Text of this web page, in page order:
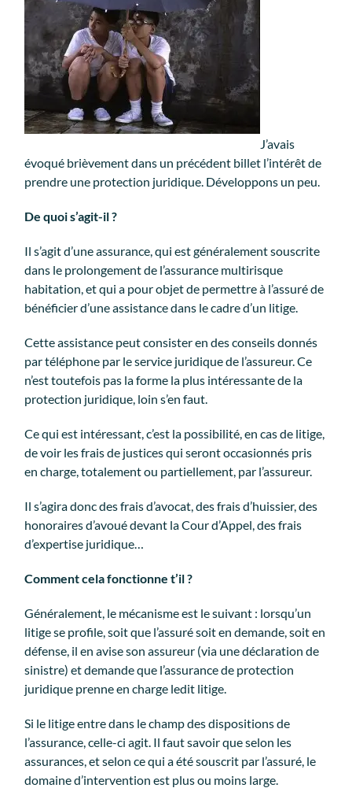
J’avais
évoqué brièvement dans un précédent billet l’intérêt de
prendre une protection juridique. Développons un peu.
De quoi s’agit-il ?
Il s’agit d’une assurance, qui est généralement souscrite
dans le prolongement de l’assurance multirisque
habitation, et qui a pour objet de permettre à l’assuré de
bénéficier d’une assistance dans le cadre d’un litige.
Cette assistance peut consister en des conseils donnés
par téléphone par le service juridique de l’assureur. Ce
n’est toutefois pas la forme la plus intéressante de la
protection juridique, loin s’en faut.
Ce qui est intéressant, c’est la possibilité, en cas de litige,
de voir les frais de justices qui seront occasionnés pris
en charge, totalement ou partiellement, par l’assureur.
Il s’agira donc des frais d’avocat, des frais d’huissier, des
honoraires d’avoué devant la Cour d’Appel, des frais
d’expertise juridique…
Comment cela fonctionne t’il ?
Généralement, le mécanisme est le suivant : lorsqu’un
litige se profile, soit que l’assuré soit en demande, soit en
défense, il en avise son assureur (via une déclaration de
sinistre) et demande que l’assurance de protection
juridique prenne en charge ledit litige.
Si le litige entre dans le champ des dispositions de
l’assurance, celle-ci agit. Il faut savoir que selon les
assurances, et selon ce qui a été souscrit par l’assuré, le
domaine d’intervention est plus ou moins large.